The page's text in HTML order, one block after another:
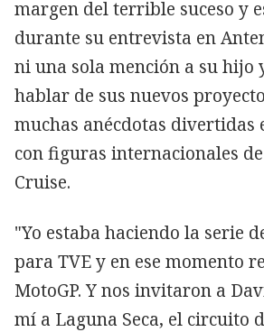
margen del terrible suceso y
durante su entrevista en
ni una sola mención a su hijo
hablar de sus nuevos
muchas anécdotas divertidas
con figuras internacionales
Cruise.
"Yo estaba haciendo la serie
para TVE y en ese momento
MotoGP. Y nos invitaron a
mí a Laguna Seca, el circuito